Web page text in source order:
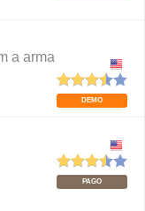
a arma
DEMO
PAGO